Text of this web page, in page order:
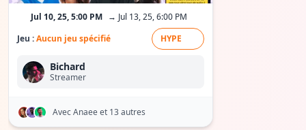
Jul 10, 25, 5:00 PM → Jul 13, 25, 6:00 PM
Jeu :Aucun jeu spécifié HYPE
Bichard
Streamer
Avec Anaeeet 13 autres